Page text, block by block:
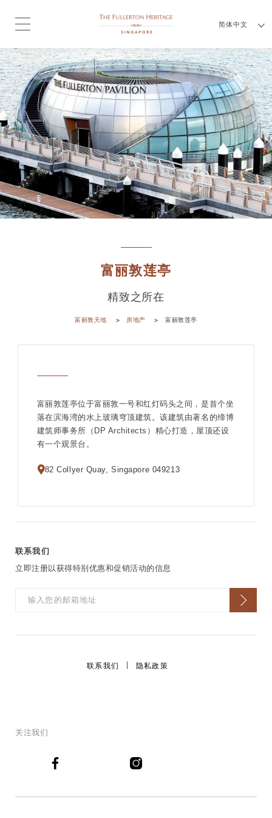
简体中文
富丽敦莲亭
精致之所在
富丽敦天地 房地产 富丽敦莲亭
富丽敦莲亭位于富丽敦一号和红灯码头之间，是首个坐
落在滨海湾的水上玻璃穹顶建筑。该建筑由著名的缔博
建筑师事务所（DP Architects）精心打造，屋顶还设
有一个观景台。
82 Collyer Quay, Singapore 049213
联系我们
立即注册以获得特别优惠和促销活动的信息
联系我们 隐私政策
关注我们